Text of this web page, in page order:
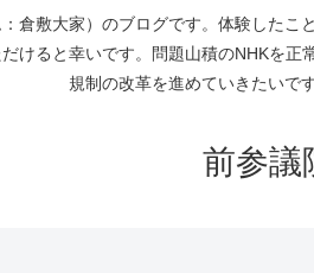
倉敷大家）のブログです。体験した
けると幸いです。問題山積のNHKを
規制の改革を進めていきたい
前参議